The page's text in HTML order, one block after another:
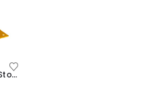
Otopark Yüksek Araç Stoperi 150x12x40 cm